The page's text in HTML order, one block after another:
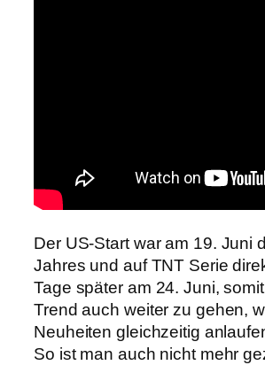
Der US-Start war am 19. Juni
Jahres und auf TNT Serie
Tage später am 24. Juni,
Trend auch weiter zu gehen,
Neuheiten gleichzeitig
So ist man auch nicht mehr